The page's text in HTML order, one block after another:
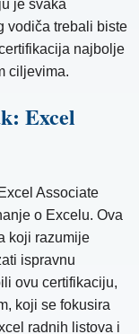
je svaka
vodiča trebali biste
najbolje
ciljevima.
Excel
Associate
o Excelu. Ova
koji razumije
ispravnu
ovu certifikaciju,
koji se fokusira
radnih listova i